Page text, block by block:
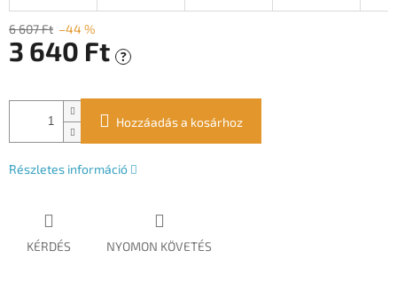
6 607 Ft –44 %
3 640 Ft ?
Hozzáadás a kosárhoz
Részletes információ
KÉRDÉS NYOMON KÖVETÉS